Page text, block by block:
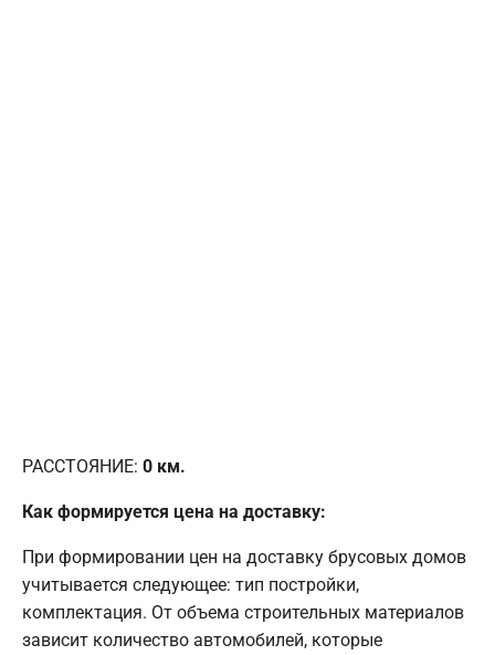
РАССТОЯНИЕ: 0 км.
Как формируется цена на доставку:
При формировании цен на доставку брусовых домов
учитывается следующее: тип постройки,
комплектация. От объема строительных материалов
зависит количество автомобилей, которые